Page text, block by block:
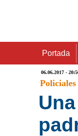
Portada
06.06.2017 -
Policiales